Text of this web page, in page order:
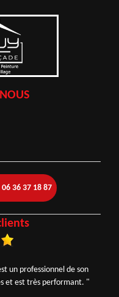
06 36 37 18 87
un professionnel de son
et est très performant. "